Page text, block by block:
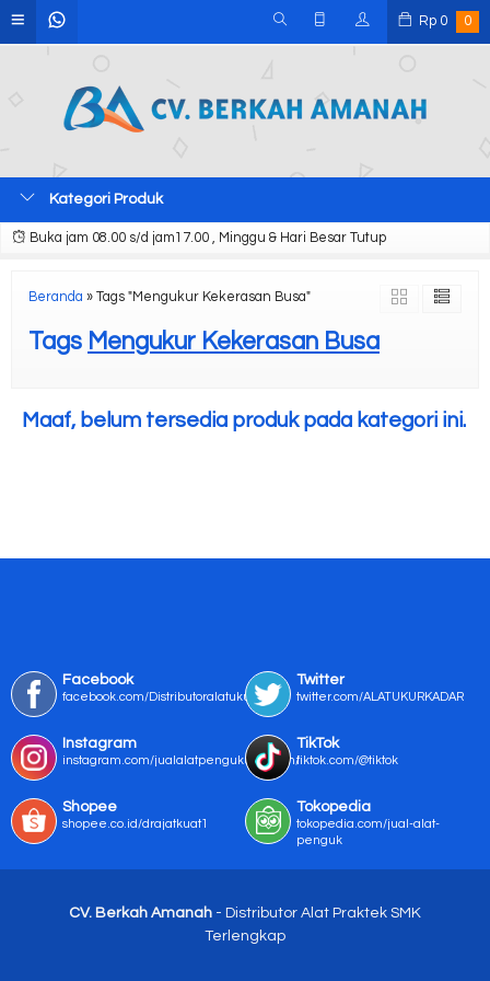
Rp 0 0
Kategori Produk
Buka jam 08.00 s/d jam17.00 , Minggu & Hari Besar Tutup
Beranda » Tags "Mengukur Kekerasan Busa"
Tags Mengukur Kekerasan Busa
Maaf, belum tersedia produk pada kategori ini.
Facebook
facebook.com/Distributoralatukur
Twitter
twitter.com/ALATUKURKADAR
Instagram
instagram.com/jualalatpengukurmurah/
TikTok
tiktok.com/@tiktok
Shopee
shopee.co.id/drajatkuat1
Tokopedia
tokopedia.com/jual-alat-
penguk
CV. Berkah Amanah - Distributor Alat Praktek SMK
Terlengkap